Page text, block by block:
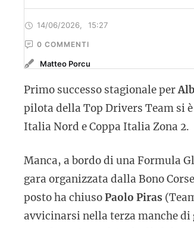
14/06/2026, 15:27
0 COMMENTI
Matteo Porcu
Primo successo stagionale per
pilota della Top Drivers Team si
Italia Nord e Coppa Italia Zona 2.
Manca, a bordo di una Formula
gara organizzata dalla Bono
posto ha chiusoPaolo Piras
avvicinarsi nella terza manche